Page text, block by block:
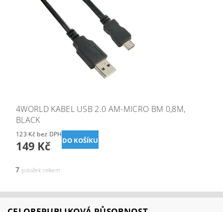
4WORLD KABEL USB 2.0 AM-MICRO BM 0,8M,
BLACK
123 Kč bez DPH
149 Kč
7 položek celkem